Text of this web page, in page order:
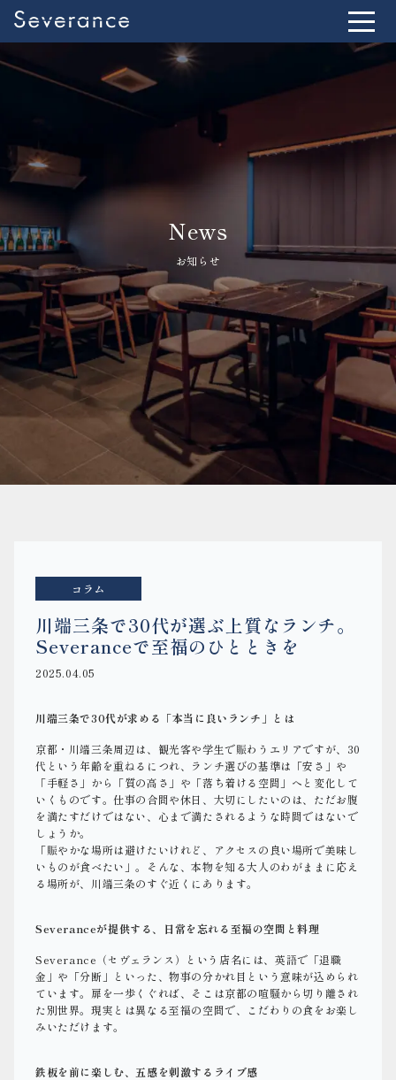
News
お知らせ
コラム
川端三条で30代が選ぶ上質なランチ。
Severanceで至福のひとときを
2025.04.05
川端三条で30代が求める「本当に良いランチ」とは
京都・川端三条周辺は、観光客や学生で賑わうエリアですが、30
代という年齢を重ねるにつれ、ランチ選びの基準は「安さ」や
「手軽さ」から「質の高さ」や「落ち着ける空間」へと変化して
いくものです。仕事の合間や休日、大切にしたいのは、ただお腹
を満たすだけではない、心まで満たされるような時間ではないで
しょうか。
「賑やかな場所は避けたいけれど、アクセスの良い場所で美味し
いものが食べたい」。そんな、本物を知る大人のわがままに応え
る場所が、川端三条のすぐ近くにあります。
Severanceが提供する、日常を忘れる至福の空間と料理
Severance（セヴェランス）という店名には、英語で「退職
金」や「分断」といった、物事の分かれ目という意味が込められ
ています。扉を一歩くぐれば、そこは京都の喧騒から切り離され
た別世界。現実とは異なる至福の空間で、こだわりの食をお楽し
みいただけます。
鉄板を前に楽しむ、五感を刺激するライブ感